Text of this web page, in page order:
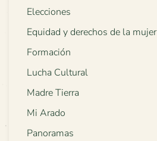
Elecciones
Equidad y derechos de la mujer
Formación
Lucha Cultural
Madre Tierra
Mi Arado
Panoramas